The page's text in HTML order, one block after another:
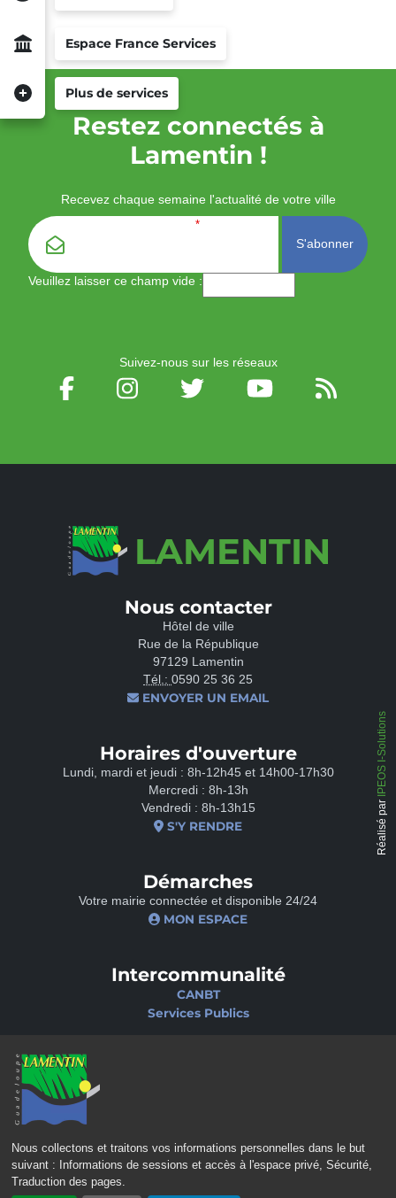
Nous collectons et traitons vos informations personnelles dans le but
suivant :
Informations de sessions et accès à l'espace privé, Sécurité,
Traduction des pages
Espace France Services
Plus de services
LAMENTIN
Nous contacter
Hôtel de ville
Rue de la République
97129 Lamentin
Tél.: 0590 25 36 25
ENVOYER UN EMAIL
Horaires d'ouverture
Lundi, mardi et jeudi : 8h-12h45 et 14h00-17h30
Mercredi : 8h-13h
Vendredi : 8h-13h15
S'Y RENDRE
Démarches
Votre mairie connectée et disponible 24/24
MON ESPACE
Intercommunalité
CANBT
Services Publics
Ciné-Théâtre
Restez connectés à
Lamentin !
Recevez chaque semaine l'actualité de votre ville
*
Veuillez laisser ce champ vide :
Suivez-nous sur les réseaux
Réalisé par
IPEOS I-Solutions